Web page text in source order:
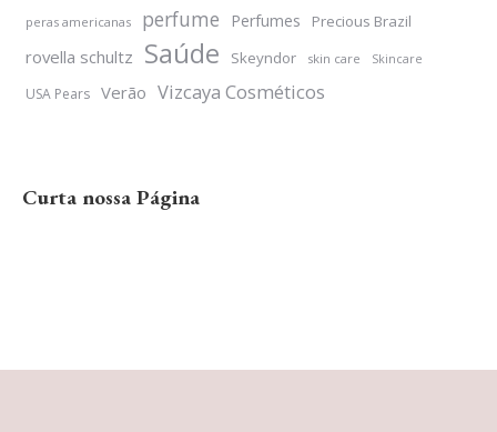
peras americanas perfume Perfumes Precious Brazil
rovella schultz Saúde Skeyndor skin care Skincare
USA Pears Verão Vizcaya Cosméticos
Curta nossa Página